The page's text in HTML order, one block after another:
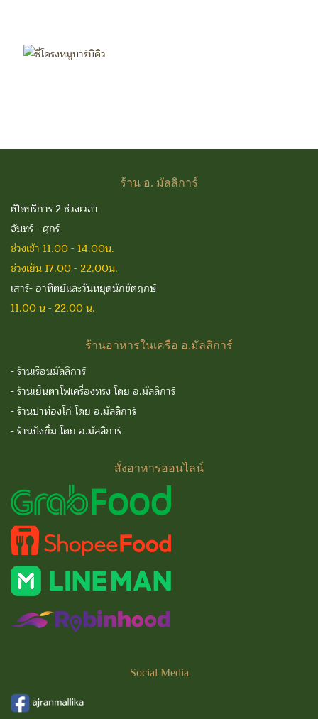
ร้าน อ. มัลลิการ์
เปิดบริการ 2 ช่วงเวลา
จันทร์ - ศุกร์
ช่วงเช้า 11.00 - 14.00น.
ช่วงเย็น 17.00 - 22.00น.
เสาร์- อาทิตย์และวันหยุดนักขัตฤกษ์
11.00 น - 22.00 น.
ร้านอาหารในเครือ อ.มัลลิการ์
-ร้านเรือนมัลลิการ์
-ร้านเย็นตาโฟเครื่องทรง โดย อ.มัลลิการ์
-ร้านปาท่องโก๋ โดย อ.มัลลิการ์
-ร้านปังยิ้ม โดย อ.มัลลิการ์
สั่งอาหารออนไลน์
Social Media